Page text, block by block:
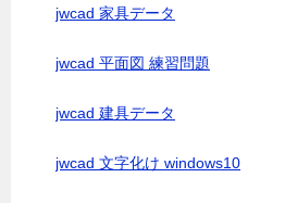
jwcad 家具データ
jwcad 平面図 練習問題
jwcad 建具データ
jwcad 文字化け windows10